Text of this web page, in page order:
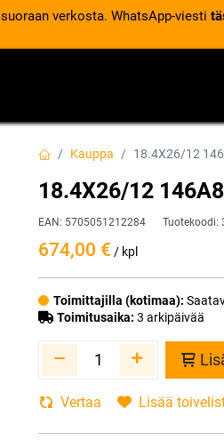
suoraan verkosta. WhatsApp-viesti
Kauppa 18.4X26/12
18.4X26/12
EAN: 5705051212284 Tuotekoodi:
674,00 € / kpl
Toimittajilla (kotimaa):
Toimitusaika: 3 arkipäivää
Vertaa Lisää